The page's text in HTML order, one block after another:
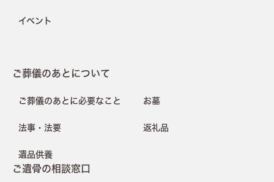
イベント
ご葬儀のあとについて
ご葬儀のあとに必要なこと お墓
法事・法要 返礼品
遺品供養
ご遺骨の相談窓口